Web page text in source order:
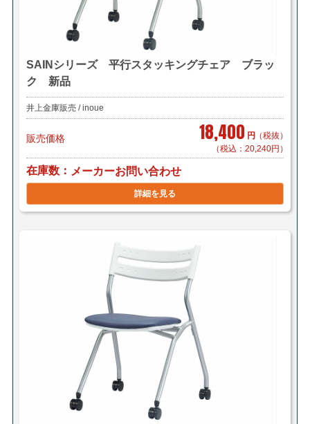
SAINシリーズ 平行スタッキングチェア ブラッ
ク 新品
井上金庫販売 / inoue
販売価格 18,400 円 （税抜）
（税込：20,240円）
在庫数 メーカーお問い合わせ
詳細を見る